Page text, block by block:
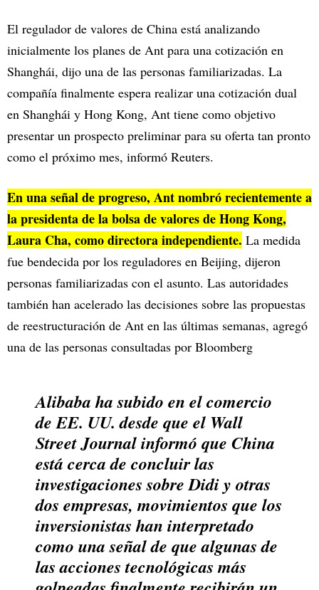
El regulador de valores de China está analizando
inicialmente los planes de Ant para una cotización en
Shanghái, dijo una de las personas familiarizadas. La
compañía finalmente espera realizar una cotización dual
en Shanghái y Hong Kong, Ant tiene como objetivo
presentar un prospecto preliminar para su oferta tan pronto
como el próximo mes, informó Reuters.
En una señal de progreso, Ant nombró recientemente a
la presidenta de la bolsa de valores de Hong Kong,
Laura Cha, como directora independiente. La medida
fue bendecida por los reguladores en Beijing, dijeron
personas familiarizadas con el asunto. Las autoridades
también han acelerado las decisiones sobre las propuestas
de reestructuración de Ant en las últimas semanas, agregó
una de las personas consultadas por Bloomberg
Alibaba ha subido en el comercio
de EE. UU. desde que el Wall
Street Journal informó que China
está cerca de concluir las
investigaciones sobre Didi y otras
dos empresas, movimientos que los
inversionistas han interpretado
como una señal de que algunas de
las acciones tecnológicas más